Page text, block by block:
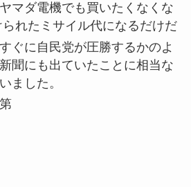
マダ電機でも買いたくなくな
れたミサイル代になるだけだ
ぐに自民党が圧勝するかのよ
聞にも出ていたことに相当な
ました。